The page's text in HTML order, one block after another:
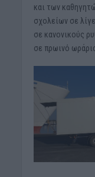
και των
σχολείων σε
σε κανονικούς
σε πρωινό